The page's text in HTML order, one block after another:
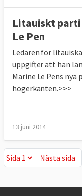
Litauiskt
Le Pen
Ledaren för
uppgifter att han
Marine Le Pens
högerkanten.>>>
13 juni 2014
Nästa sida
Nästa sida